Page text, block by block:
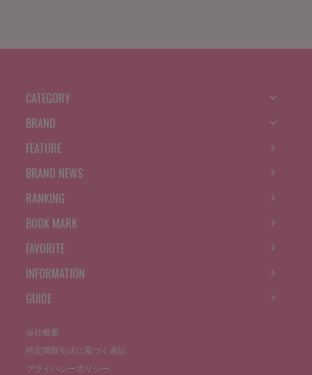
CATEGORY
BRAND
FEATURE
BRAND NEWS
RANKING
BOOK MARK
FAVORITE
INFORMATION
GUIDE
会社概要
特定商取引法に基づく表記
プライバシーポリシー